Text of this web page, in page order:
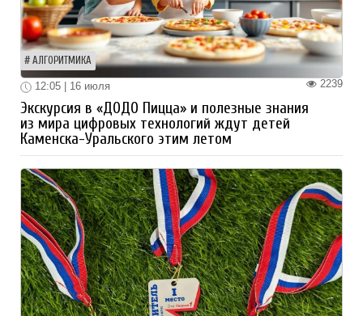
АЛГОРИТМИКА
2239
12:05 | 16 июля
Экскурсия в «ДОДО Пицца» и полезные знания
из мира цифровых технологий ждут детей
Каменска-Уральского этим летом